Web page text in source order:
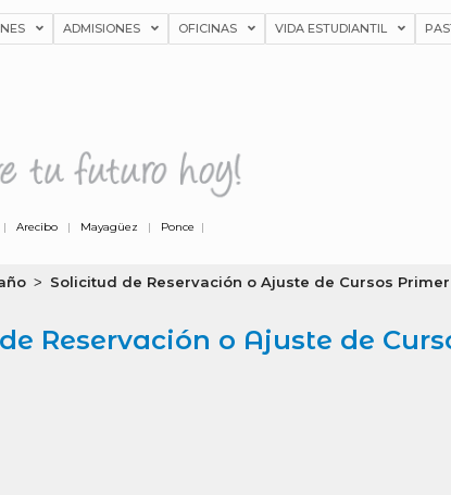
ADMISIONES OFICINAS VIDA ESTUDIANTIL
|Arecibo | Mayagüez | Ponce |
> Solicitud de Reservación o Ajuste de Cursos
Reservación o Ajuste de